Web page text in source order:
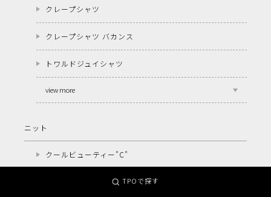
クレープシャツ
クレープシャツ バカンス
トワルドジュイシャツ
view more
ニット
クールビューティー"C"
クールビューティー"V"TPOで探す